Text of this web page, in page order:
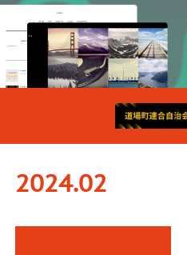
2024.02